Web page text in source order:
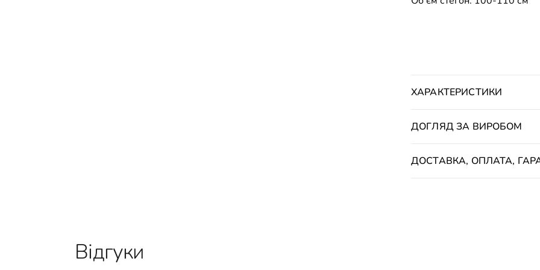
ХАРАКТЕРИСТИКИ
ДОГЛЯД ЗА ВИРОБОМ
ДОСТАВКА, ОПЛАТА,
Відгуки